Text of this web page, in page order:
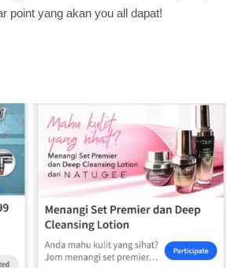
point yang akan you all dapat!